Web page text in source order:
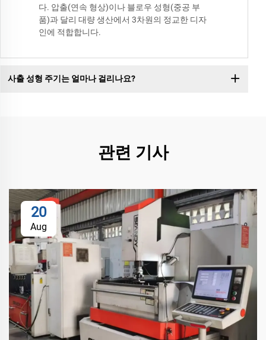
다. 압출(연속 형상)이나 블로우 성형(중공 부
품)과 달리 대량 생산에서 3차원의 정교한 디자
인에 적합합니다.
사출 성형 주기는 얼마나 걸리나요?
관련 기사
20
Aug